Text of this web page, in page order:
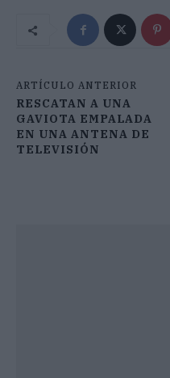
ARTÍCULO ANTERIOR
RESCATAN A UNA
GAVIOTA EMPALADA
EN UNA ANTENA DE
TELEVISIÓN